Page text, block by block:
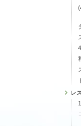
レ